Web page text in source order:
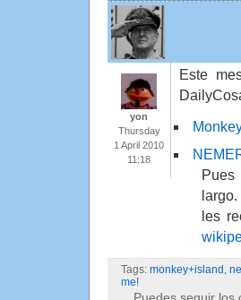
yon
Thursday
1 April 2010
11:18
Este
Pues
les
Tags: monkey+island ,
me!